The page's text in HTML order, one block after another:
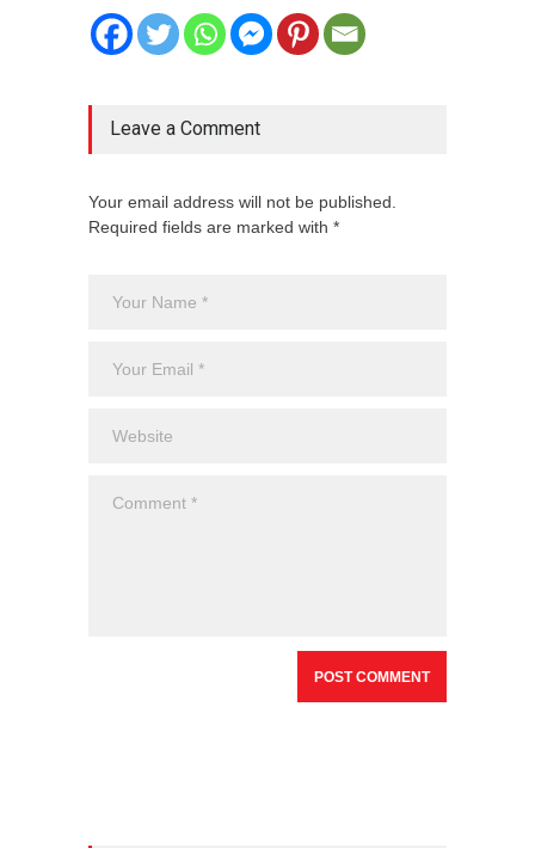
Leave a Comment
Your email address will not be published.
Required fields are marked with *